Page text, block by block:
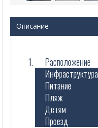
Описание
Расположение
Инфраструктура
Питание
Пляж
Детям
Проезд